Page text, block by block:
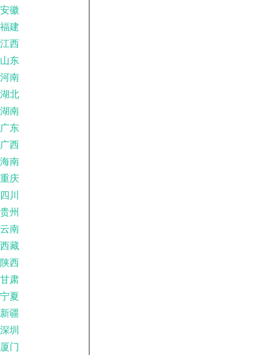
安徽
福建
江西
山东
河南
湖北
湖南
广东
广西
海南
重庆
四川
贵州
云南
西藏
陕西
甘肃
宁夏
新疆
深圳
厦门